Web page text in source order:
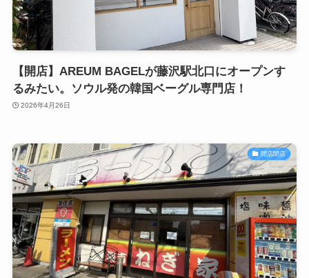
【開店】AREUM BAGELが藤沢駅北口にオープンす
るみたい。ソウル発の韓国ベーグル専門店！
2026年4月26日
開店閉店